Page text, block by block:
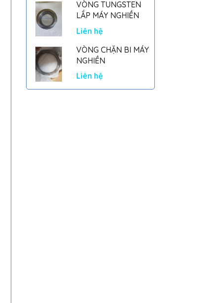
VÒNG TUNGSTEN
LẮP MÁY NGHIỀN
Liên hệ
VÒNG CHẶN BI MÁY
NGHIỀN
Liên hệ